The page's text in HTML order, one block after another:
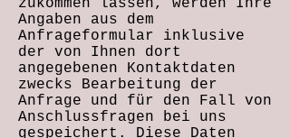
zukommen lassen, werden Ihre
Angaben aus dem
Anfrageformular inklusive
der von Ihnen dort
angegebenen Kontaktdaten
zwecks Bearbeitung der
Anfrage und für den Fall von
Anschlussfragen bei uns
gespeichert. Diese Daten